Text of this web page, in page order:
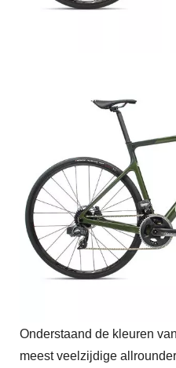
Onderstaand de kleuren
meest veelzijdige